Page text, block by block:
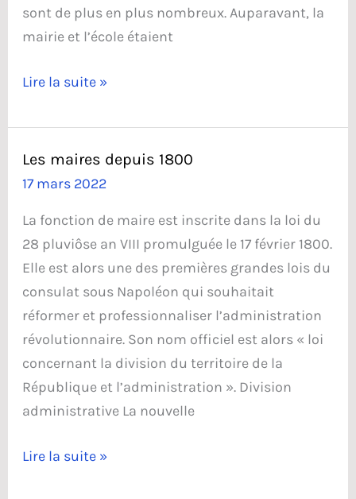
sont de plus en plus nombreux. Auparavant, la
mairie et l’école étaient
La
Gambetta
et
les
Lire la suite »
Les maires depuis 1800
17 mars 2022
La fonction de maire est inscrite dans la loi du
28 pluviôse an VIII promulguée le 17 février 1800.
Elle est alors une des premières grandes lois du
consulat sous Napoléon qui souhaitait
réformer et professionnaliser l’administration
révolutionnaire. Son nom officiel est alors « loi
concernant la division du territoire de la
République et l’administration ». Division
administrative La nouvelle
Les
Lire la suite »